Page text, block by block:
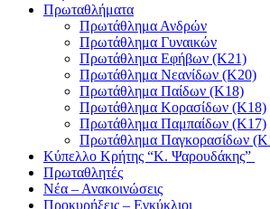
Πρωταθλήματα
Πρωτάθλημα Ανδρών
Πρωτάθλημα Γυναικών
Πρωτάθλημα Εφήβων (Κ21)
Πρωτάθλημα Νεανίδων (Κ20)
Πρωτάθλημα Παίδων (Κ18)
Πρωτάθλημα Κορασίδων (Κ18)
Πρωτάθλημα Παμπαίδων (Κ17)
Πρωτάθλημα Παγκορασίδων
Κύπελλο Κρήτης “Κ. Ψαρουδάκης”
Πρωταθλητές
Νέα – Ανακοινώσεις
Προκυρήξεις – Εγκύκλιοι